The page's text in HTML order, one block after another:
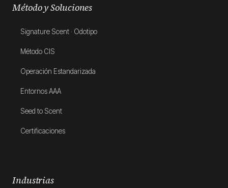
Método y Soluciones
Signature Scent · Odotipo
Método CIS
Operación Estandarizada
Entornos AAA
Seed to Scent
Certificaciones
Industrias